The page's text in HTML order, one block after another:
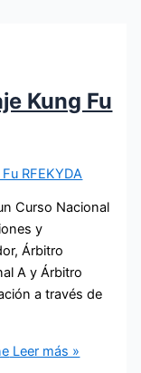
Kung Fu
RFEKYDA
Curso Nacional
y
Árbitro
A y Árbitro
a través de
Leer más »